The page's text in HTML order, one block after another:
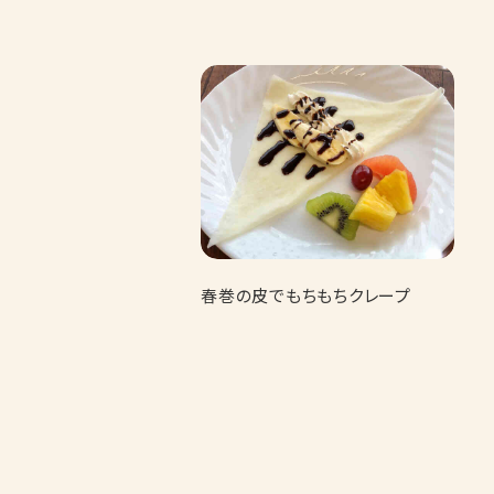
春巻の皮でもちもちクレープ